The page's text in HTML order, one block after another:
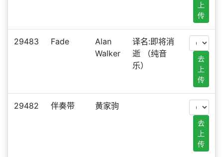
上
传
29483 Fade
Alan
Walker
译名:即将消
逝 （纯音
乐）
去
上
传
29482 伴奏带 黄家驹
去
上
传